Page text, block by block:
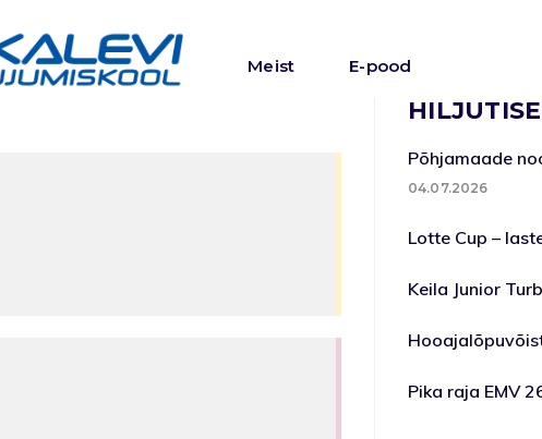
Meist E-pood
Põhjamaade
04.07.2026
Lotte Cup –
Keila Junior
Pika raja EMV